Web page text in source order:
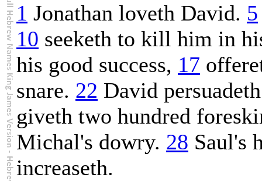
1 Jonathan loveth David. 5
10 seeketh to kill him in
his good success, 17
snare. 22 David
giveth two hundred
Michal's dowry. 28 Saul's
increaseth.